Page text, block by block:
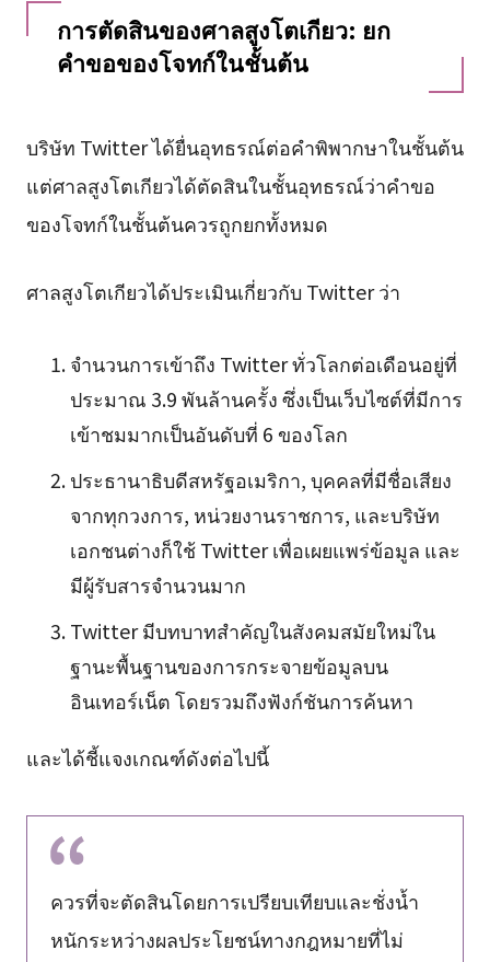
การตัดสินของศาลสูงโตเกียว: ยก
คำขอของโจทก์ในชั้นต้น
บริษัท Twitter ได้ยื่นอุทธรณ์ต่อคำพิพากษาในชั้นต้น
แต่ศาลสูงโตเกียวได้ตัดสินในชั้นอุทธรณ์ว่าคำขอ
ของโจทก์ในชั้นต้นควรถูกยกทั้งหมด
ศาลสูงโตเกียวได้ประเมินเกี่ยวกับ Twitter ว่า
จำนวนการเข้าถึง Twitter ทั่วโลกต่อเดือนอยู่ที่
ประมาณ 3.9 พันล้านครั้ง ซึ่งเป็นเว็บไซต์ที่มีการ
เข้าชมมากเป็นอันดับที่ 6 ของโลก
ประธานาธิบดีสหรัฐอเมริกา, บุคคลที่มีชื่อเสียง
จากทุกวงการ, หน่วยงานราชการ, และบริษัท
เอกชนต่างก็ใช้ Twitter เพื่อเผยแพร่ข้อมูล และ
มีผู้รับสารจำนวนมาก
Twitter มีบทบาทสำคัญในสังคมสมัยใหม่ใน
ฐานะพื้นฐานของการกระจายข้อมูลบน
อินเทอร์เน็ต โดยรวมถึงฟังก์ชันการค้นหา
และได้ชี้แจงเกณฑ์ดังต่อไปนี้
ควรที่จะตัดสินโดยการเปรียบเทียบและชั่งน้ำ
หนักระหว่างผลประโยชน์ทางกฎหมายที่ไม่